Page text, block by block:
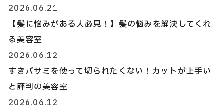
2026.06.21
【髪に悩みがある人必見！】髪の悩みを解決してくれ
る美容室
2026.06.12
すきバサミを使って切られたくない！カットが上手い
と評判の美容室
2026.06.12